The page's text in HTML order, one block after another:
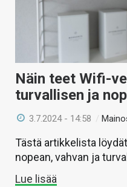
Näin teet Wifi-
turvallisen ja
3.7.2024 - 14:58 /
Tästä artikkelista
nopean, vahvan ja
Lue lisää